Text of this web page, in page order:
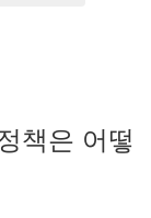
책은 어떻